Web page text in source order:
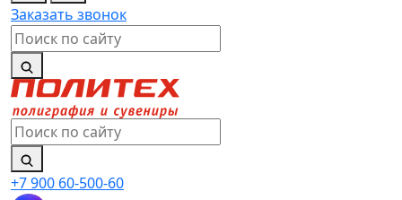
Меню
Заказать звонок
Поиск
по
сайту
Поиск
по
сайту
+7 900 60-500-60